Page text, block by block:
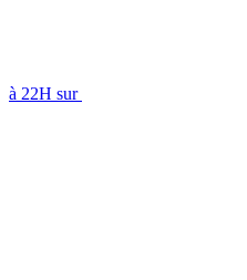
à 22H sur